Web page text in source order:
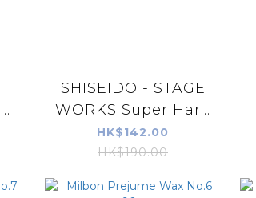
SHISEIDO - STAGE
WORKS Super Hard
Paste 70g
HK$142.00
HK$190.00